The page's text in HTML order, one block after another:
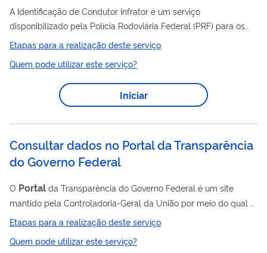
A Identificação de Condutor Infrator é um serviço
disponibilizado pela Polícia Rodoviária Federal (PRF) para os
autos de infração emitidos em sua circunscrição, quando o
condutor não foi identificado no momento da infração. Esse
serviço permite que o proprietário do veículo ou o principal
condutor registrado indique o verdadeiro responsável pela
infração de trânsito, conforme previsto no Código de Trânsito
Etapas para a realização deste serviço
Quem pode utilizar este serviço?
Iniciar
Consultar dados no Portal da Transparência
do Governo Federal
O Portal da Transparência do Governo Federal é um site
mantido pela Controladoria-Geral da União por meio do qual é
possível acompanhar a utilização dos recursos federais
arrecadados com impostos no fornecimento de serviços
públicos à população e se informar sobre outros assuntos
Etapas para a realização deste serviço
Quem pode utilizar este serviço?